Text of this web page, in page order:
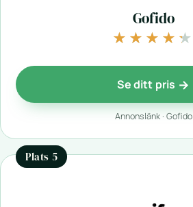
Gofido
★★★★★
★★★★★
Se ditt pris
Annonslänk · Gofido
Plats 5